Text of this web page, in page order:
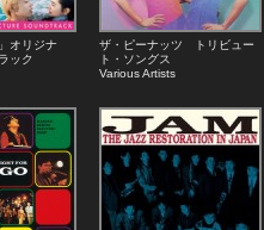
オリジナ
ック
ザ・ピーナッツ トリビュー
ト・ソングス
Various Artists